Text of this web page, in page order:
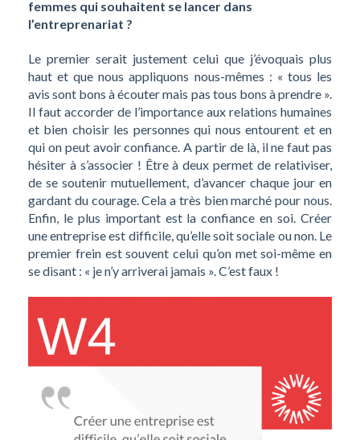
femmes qui souhaitent se lancer dans
l’entreprenariat ?
Le premier serait justement celui que j’évoquais plus
haut et que nous appliquons nous-mêmes : « tous les
avis sont bons à écouter mais pas tous bons à prendre ».
Il faut accorder de l’importance aux relations humaines
et bien choisir les personnes qui nous entourent et en
qui on peut avoir confiance. A partir de là, il ne faut pas
hésiter à s’associer ! Être à deux permet de relativiser,
de se soutenir mutuellement, d’avancer chaque jour en
gardant du courage. Cela a très bien marché pour nous.
Enfin, le plus important est la confiance en soi. Créer
une entreprise est difficile, qu’elle soit sociale ou non. Le
premier frein est souvent celui qu’on met soi-même en
se disant : « je n’y arriverai jamais ». C’est faux !